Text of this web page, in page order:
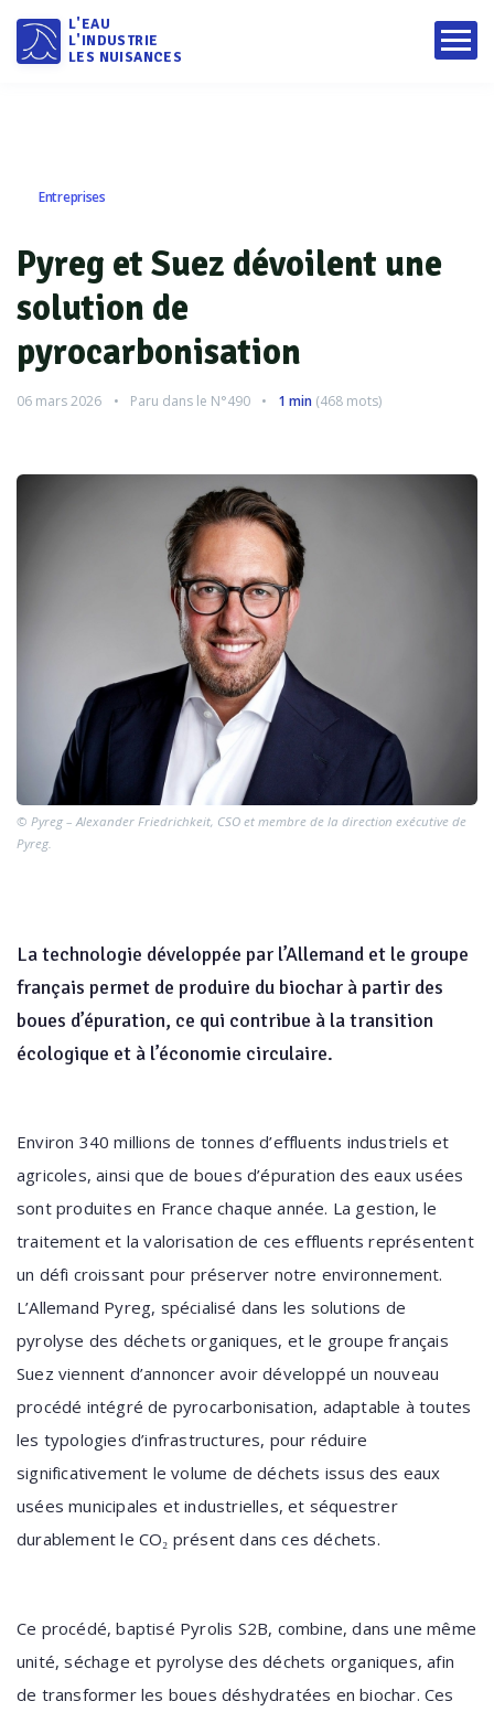
L'EAU
L'INDUSTRIE
LES NUISANCES
Entreprises
Pyreg et Suez dévoilent une
solution de
pyrocarbonisation
06 mars 2026 Paru dans le N°490 1 min (468 mots)
© Pyreg – Alexander Friedrichkeit, CSO et membre de la direction exécutive de
Pyreg.
La technologie développée par l’Allemand et le groupe
français permet de produire du biochar à partir des
boues d’épuration, ce qui contribue à la transition
écologique et à l’économie circulaire.
Environ 340 millions de tonnes d’effluents industriels et
agricoles, ainsi que de boues d’épuration des eaux usées
sont produites en France chaque année. La gestion, le
traitement et la valorisation de ces effluents représentent
un défi croissant pour préserver notre environnement.
L’Allemand Pyreg, spécialisé dans les solutions de
pyrolyse des déchets organiques, et le groupe français
Suez viennent d’annoncer avoir développé un nouveau
procédé intégré de pyrocarbonisation, adaptable à toutes
les typologies d’infrastructures, pour réduire
significativement le volume de déchets issus des eaux
usées municipales et industrielles, et séquestrer
durablement le CO₂ présent dans ces déchets.
Ce procédé, baptisé Pyrolis S2B, combine, dans une même
unité, séchage et pyrolyse des déchets organiques, afin
de transformer les boues déshydratées en biochar. Ces